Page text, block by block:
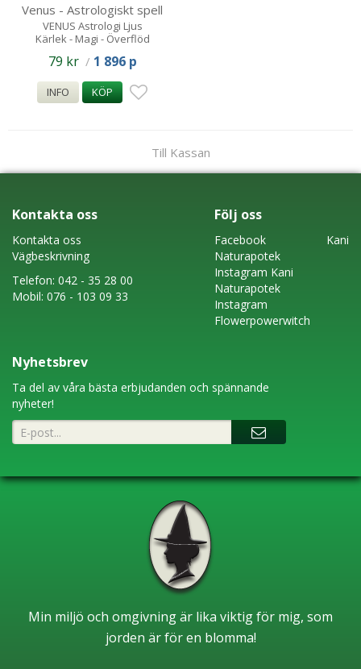
Venus - Astrologiskt spell
candle
VENUS Astrologi Ljus
Kärlek - Magi - Överflöd
79 kr / 1 896 p
INFO KÖP
Till Kassan
Kontakta oss
Kontakta oss
Vägbeskrivning
Telefon: 042 - 35 28 00
Mobil: 076 - 103 09 33
Följ oss
FacebookKani
Naturapotek
Instagram Kani
Naturapotek
Instagram
Flowerpowerwitch
Nyhetsbrev
Ta del av våra bästa erbjudanden och spännande
nyheter!
Min miljö och omgivning är lika viktig för mig, som
jorden är för en blomma!